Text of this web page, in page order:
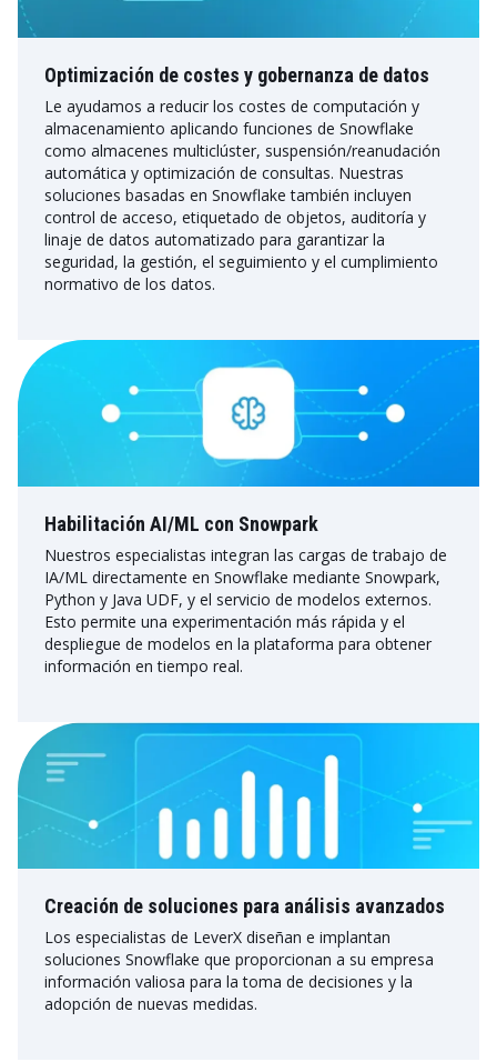
Optimización de costes y gobernanza de datos
Le ayudamos a reducir los costes de computación y
almacenamiento aplicando funciones de Snowflake
como almacenes multiclúster, suspensión/reanudación
automática y optimización de consultas. Nuestras
soluciones basadas en Snowflake también incluyen
control de acceso, etiquetado de objetos, auditoría y
linaje de datos automatizado para garantizar la
seguridad, la gestión, el seguimiento y el cumplimiento
normativo de los datos.
Habilitación AI/ML con Snowpark
Nuestros especialistas integran las cargas de trabajo de
IA/ML directamente en Snowflake mediante Snowpark,
Python y Java UDF, y el servicio de modelos externos.
Esto permite una experimentación más rápida y el
despliegue de modelos en la plataforma para obtener
información en tiempo real.
Creación de soluciones para análisis avanzados
Los especialistas de LeverX diseñan e implantan
soluciones Snowflake que proporcionan a su empresa
información valiosa para la toma de decisiones y la
adopción de nuevas medidas.